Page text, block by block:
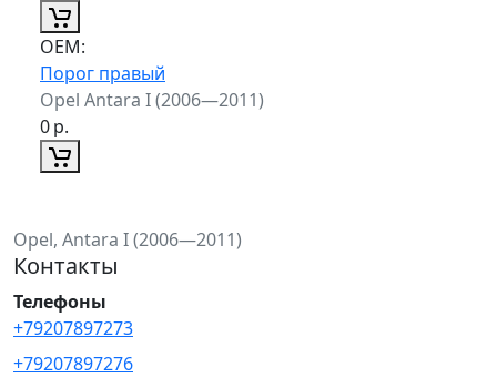
ОЕМ:
Порог правый
Opel Antara I (2006—2011)
0р.
Opel, Antara I (2006—2011)
Контакты
Телефоны
+79207897273
+79207897276